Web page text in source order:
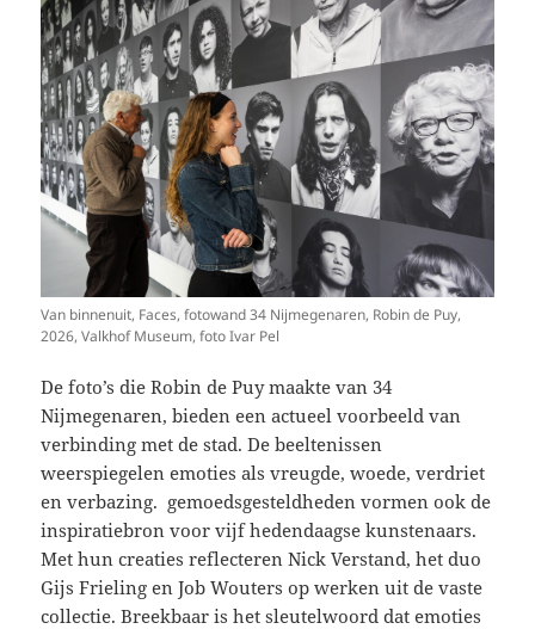
Van binnenuit, Faces, fotowand 34 Nijmegenaren, Robin de Puy,
2026, Valkhof Museum, foto Ivar Pel
De foto’s die Robin de Puy maakte van 34
Nijmegenaren, bieden een actueel voorbeeld van
verbinding met de stad. De beeltenissen
weerspiegelen emoties als vreugde, woede, verdriet
en verbazing. gemoedsgesteldheden vormen ook de
inspiratiebron voor vijf hedendaagse kunstenaars.
Met hun creaties reflecteren Nick Verstand, het duo
Gijs Frieling en Job Wouters op werken uit de vaste
collectie. Breekbaar is het sleutelwoord dat emoties